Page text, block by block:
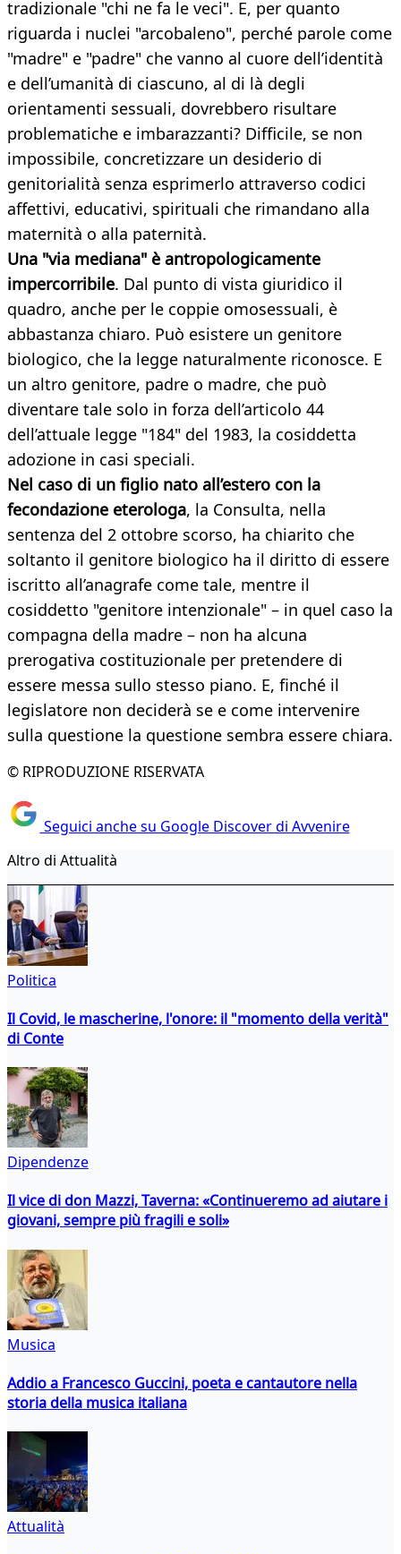
tradizionale "chi ne fa le veci". E, per quanto
riguarda i nuclei "arcobaleno", perché parole come
"madre" e "padre" che vanno al cuore dell’identità
e dell’umanità di ciascuno, al di là degli
orientamenti sessuali, dovrebbero risultare
problematiche e imbarazzanti? Difficile, se non
impossibile, concretizzare un desiderio di
genitorialità senza esprimerlo attraverso codici
affettivi, educativi, spirituali che rimandano alla
maternità o alla paternità.
Una "via mediana" è antropologicamente
impercorribile. Dal punto di vista giuridico il
quadro, anche per le coppie omosessuali, è
abbastanza chiaro. Può esistere un genitore
biologico, che la legge naturalmente riconosce. E
un altro genitore, padre o madre, che può
diventare tale solo in forza dell’articolo 44
dell’attuale legge "184" del 1983, la cosiddetta
adozione in casi speciali.
Nel caso di un figlio nato all’estero con la
fecondazione eterologa, la Consulta, nella
sentenza del 2 ottobre scorso, ha chiarito che
soltanto il genitore biologico ha il diritto di essere
iscritto all’anagrafe come tale, mentre il
cosiddetto "genitore intenzionale" – in quel caso la
compagna della madre – non ha alcuna
prerogativa costituzionale per pretendere di
essere messa sullo stesso piano. E, finché il
legislatore non deciderà se e come intervenire
sulla questione la questione sembra essere chiara.
© RIPRODUZIONE RISERVATA
Seguici anche su Google Discover di Avvenire
Altro di Attualità
Politica
Il Covid, le mascherine, l'onore: il "momento della verità"
di Conte
Dipendenze
Il vice di don Mazzi, Taverna: «Continueremo ad aiutare i
giovani, sempre più fragili e soli»
Musica
Addio a Francesco Guccini, poeta e cantautore nella
storia della musica italiana
Attualità